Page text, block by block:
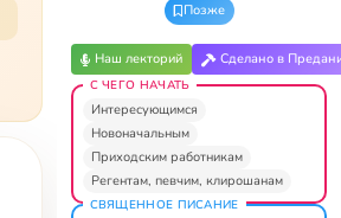
Позже
Наш лекторий Сделано в
С ЧЕГО НАЧАТЬ
Интересующимся
Новоначальным
Приходским работникам
Регентам, певчим, клирошанам
СВЯЩЕННОЕ ПИСАНИЕ